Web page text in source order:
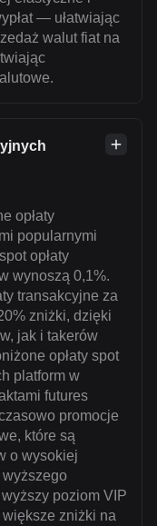
— ułatwiając
walut fiat na
opłaty
popularnymi
opłaty
wynoszą 0,1%.
transakcyjne za
zniżki, dzięki
jak i takerów
opłaty spot
platform w
futures
promocje
które są
o wysokiej
poziom VIP
zniżki na